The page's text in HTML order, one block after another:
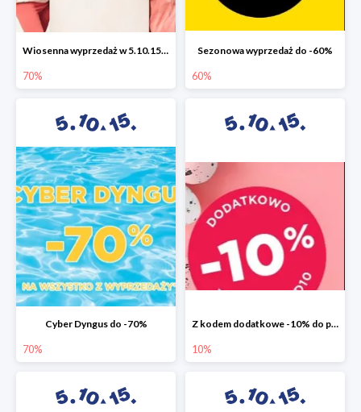
Wiosenna wyprzedaż w 5.10.15 do -70%
70%
Sezonowa wyprzedaż do -60%
60%
Cyber Dyngus do -70%
70%
Z kodem dodatkowe -10% do promocji -50%!
10%